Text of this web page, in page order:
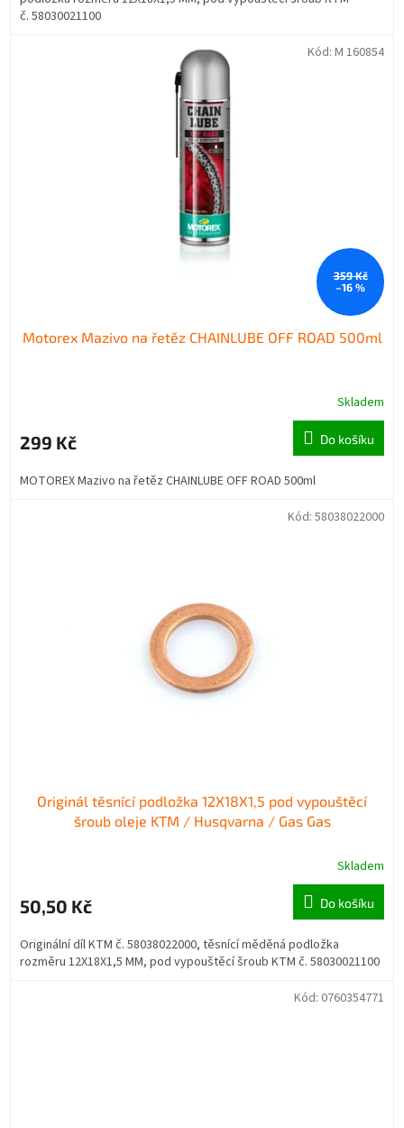
č. 58030021100
359 Kč
–16 %
Motorex Mazivo na řetěz CHAINLUBE OFF ROAD 500ml
Skladem
299 Kč Do košíku
MOTOREX Mazivo na řetěz CHAINLUBE OFF ROAD 500ml
Kód: M 160854
Originál těsnící podložka 12X18X1,5 pod vypouštěcí
šroub oleje KTM / Husqvarna / Gas Gas
Skladem
50,50 Kč Do košíku
Originální díl KTM č. 58038022000, těsnící měděná podložka
rozměru 12X18X1,5 MM, pod vypouštěcí šroub KTM č. 58030021100
Kód: 58038022000
Kód: 0760354771